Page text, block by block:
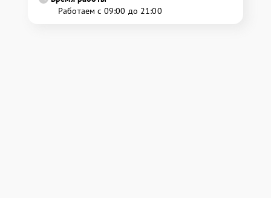
Работаем с 09:00 до 21:00